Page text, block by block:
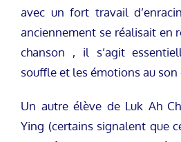
avec un fort travail
anciennement se réalisait en
chanson , il s’agit
souffle et les émotions au son
Un autre élève de Luk Ah
Ying (certains signalent que